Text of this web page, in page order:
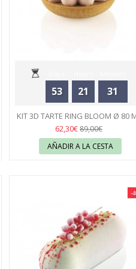
53 21 31
44
KIT 3D TARTE RING BLOOM Ø 80
- SILIKOMART
62,30€89,00€
AÑADIR A LA CESTA
-